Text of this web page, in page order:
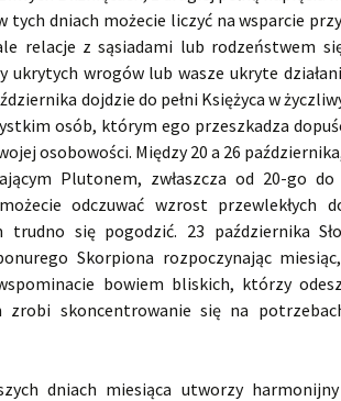
tych dniach możecie liczyć na wsparcie
relacje z sąsiadami lub rodzeństwem
ukrytych wrogów lub wasze ukryte
dojdzie do pełni Księżyca w
osób, którym ego przeszkadza
osobowości. Między 20 a 26
Plutonem, zwłaszcza od 20-go
odczuwać wzrost przewlekłych
się pogodzić. 23 października
Skorpiona rozpoczynając
bowiem bliskich, którzy
zrobi skoncentrowanie się na
dniach miesiąca utworzy